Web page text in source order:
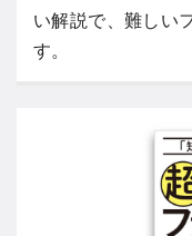
い解説で、難しい
す。